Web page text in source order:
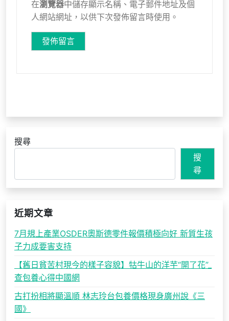
在瀏覽器中儲存顯示名稱、電子郵件地址及個
人網站網址，以供下次發佈留言時使用。
搜尋
搜
尋
近期文章
7月規上產業OSDER奧斯德零件報價積極向好 新質生孩
子力成要害支持
【舊日貧苦村現今的樣子容貌】牯牛山的洋芋“開了花”_
查包養心得中國網
古打扮相將顯溫順 林志玲台包養價格現身廣州說《三
國》